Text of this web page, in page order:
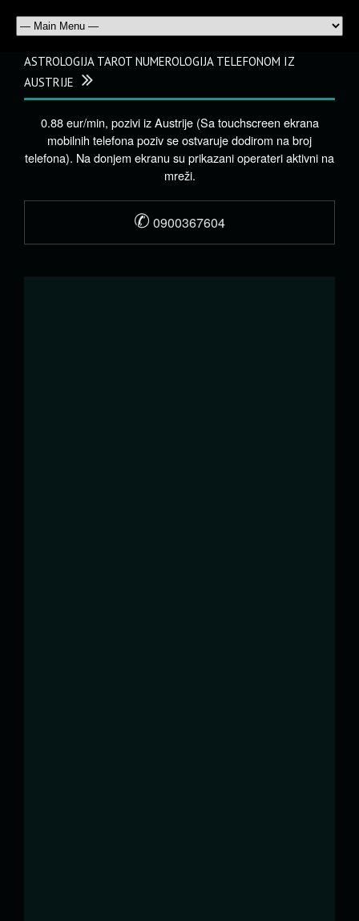
ASTROLOGIJA TAROT NUMEROLOGIJA TELEFONOM IZ
AUSTRIJE
0.88 eur/min, pozivi iz Austrije (Sa touchscreen ekrana
mobilnih telefona poziv se ostvaruje dodirom na broj
telefona). Na donjem ekranu su prikazani operateri aktivni na
mreži.
✆ 0900367604